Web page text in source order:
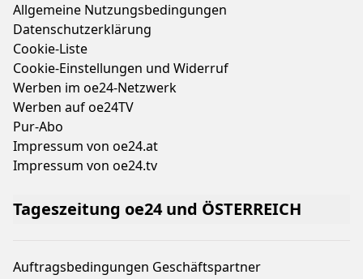
Allgemeine Nutzungsbedingungen
Datenschutzerklärung
Cookie-Liste
Cookie-Einstellungen und Widerruf
Werben im oe24-Netzwerk
Werben auf oe24TV
Pur-Abo
Impressum von oe24.at
Impressum von oe24.tv
Tageszeitung oe24 und ÖSTERREICH
Auftragsbedingungen Geschäftspartner